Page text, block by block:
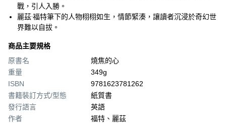
戰，引人入勝。
麗茲·福特筆下的人物栩栩如生，情節緊湊，讓讀者沉浸於奇幻世
界難以自拔。
商品主要規格
原書名
燒焦的心
重量
349g
ISBN
9781623781262
書籍裝訂方式/型態
紙質書
發行語言
英語
作者
福特、麗茲